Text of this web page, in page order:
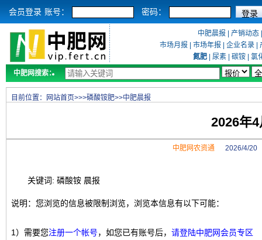
会员登录 账号： 密码：
中肥晨报 产销动态
市场月报
市场年报 企业名录
氮肥
尿素 碳铵
氯
中肥网搜索：
目前位置： 网站首页>>>磷酸铵肥>>中肥晨报
2026年
中肥网农资通 2026/4/20
关键词: 磷酸铵 晨报
说明：您浏览的信息被限制浏览，浏览本信息有以下可能：
1）需要您注册一个帐号，如您已有账号后， 请登陆中肥网会员专区